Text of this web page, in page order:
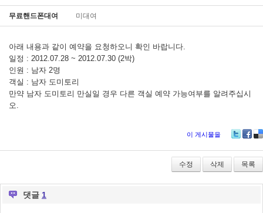
무료핸드폰대여 미대여
아래 내용과 같이 예약을 요청하오니 확인 바랍니다.
일정 : 2012.07.28 ~ 2012.07.30 (2박)
인원 : 남자 2명
객실 : 남자 도미토리
만약 남자 도미토리 만실일 경우 다른 객실 예약 가능여부를 알려주십시
오.
이 게시물을
수정 삭제 목록
댓글 1